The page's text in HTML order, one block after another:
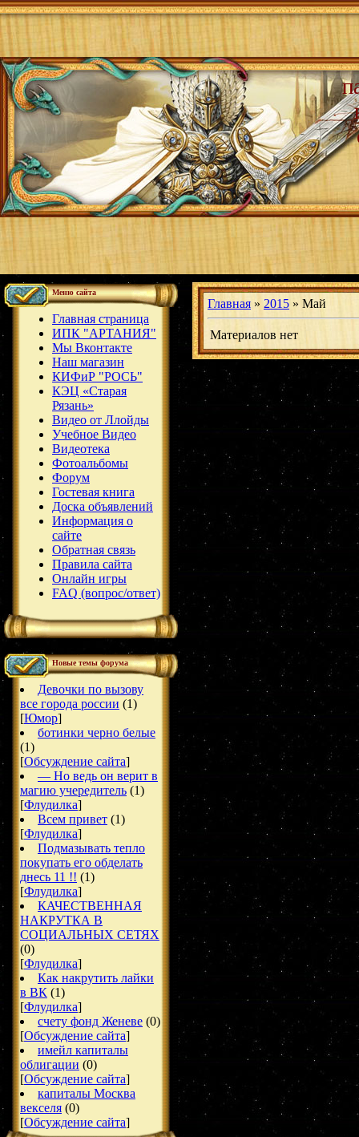
Меню сайта
Главная страница
ИПК "АРТАНИЯ"
Мы Вконтакте
Наш магазин
КИФиР "РОСЬ"
КЭЦ «Старая
Рязань»
Видео от Ллойды
Учебное Видео
Видеотека
Фотоальбомы
Форум
Гостевая книга
Доска объявлений
Информация о
сайте
Обратная связь
Правила сайта
Онлайн игры
FAQ (вопрос/ответ)
Новые темы форума
Девочки по вызову
все города россии (1)
[Юмор]
ботинки черно белые
(1)
[Обсуждение сайта]
— Но ведь он верит в
магию учередитель (1)
[Флудилка]
Всем привет (1)
[Флудилка]
Подмазывать тепло
покупать его обделать
днесь 11 !! (1)
[Флудилка]
КАЧЕСТВЕННАЯ
НАКРУТКА В
СОЦИАЛЬНЫХ СЕТЯХ
(0)
[Флудилка]
Как накрутить лайки
в ВК (1)
[Флудилка]
счету фонд Женеве (0)
[Обсуждение сайта]
имейл капиталы
облигации (0)
[Обсуждение сайта]
капиталы Москва
векселя (0)
[Обсуждение сайта]
Главная » 2015 » Май
Материалов нет